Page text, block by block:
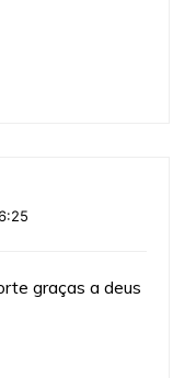
graças a deus